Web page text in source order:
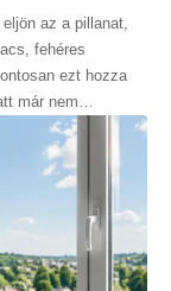
az a pillanat,
fehéres
ezt hozza
már nem…